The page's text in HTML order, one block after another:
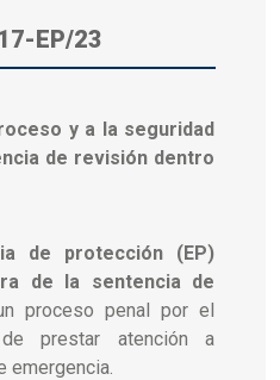
EP/23
y a la seguridad
de revisión dentro
de protección (EP)
de la sentencia de
proceso penal por el
prestar atención a
emergencia.